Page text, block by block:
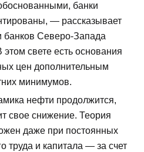
банки
— рассказывает
банков Северо-Запада
свете есть основания
цен дополнительным
минимумов.
нефти продолжится,
свое снижение. Теория
даже при постоянных
труда и капитала — за счет